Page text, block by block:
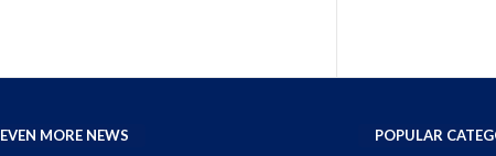
EVEN MORE NEWS POPULAR